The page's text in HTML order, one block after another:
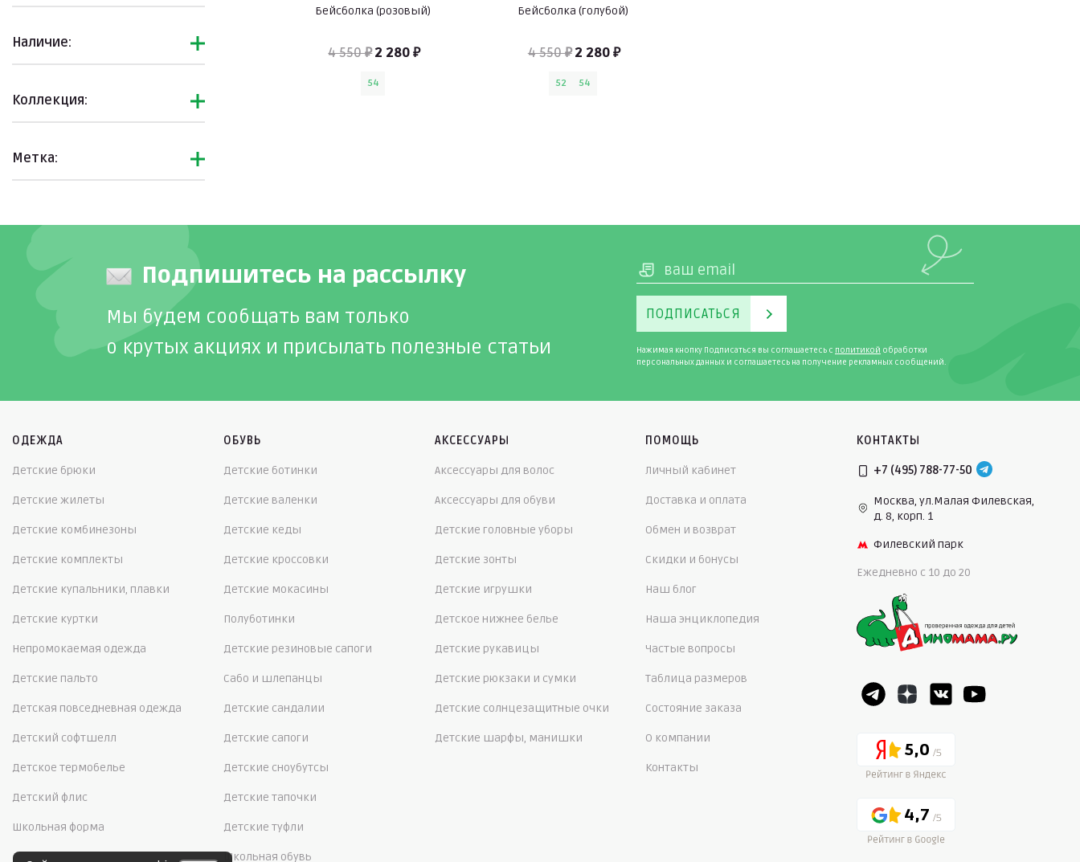
Наличие:
Коллекция:
Метка:
Бейсболка (розовый)
4 550 ₽2 280 ₽
54
Бейсболка (голубой)
4 550 ₽ 2 280 ₽
52 54
Подпишитесь на рассылку
Мы будем сообщать вам только
о крутых акциях и присылать полезные статьи
ПОДПИСАТЬСЯ
Нажимая кнопку Подписаться вы соглашаетесь с политикой обработки
персональных данных и соглашаетесь на получение рекламных сообщений.
ОДЕЖДА
Детские брюки
Детские жилеты
Детские комбинезоны
Детские комплекты
Детские купальники, плавки
Детские куртки
Непромокаемая одежда
Детские пальто
Детская повседневная одежда
Детский софтшелл
Детское термобелье
Детский флис
Школьная форма
ОБУВЬ
Детские ботинки
Детские валенки
Детские кеды
Детские кроссовки
Детские мокасины
Полуботинки
Детские резиновые сапоги
Сабо и шлепанцы
Детские сандалии
Детские сапоги
Детские сноубутсы
Детские тапочки
Детские туфли
Школьная обувь
АКСЕССУАРЫ
Аксессуары для волос
Аксессуары для обуви
Детские головные уборы
Детские зонты
Детские игрушки
Детское нижнее белье
Детские рукавицы
Детские рюкзаки и сумки
Детские солнцезащитные очки
Детские шарфы, манишки
ПОМОЩЬ
Личный кабинет
Доставка и оплата
Обмен и возврат
Скидки и бонусы
Наш блог
Наша энциклопедия
Частые вопросы
Таблица размеров
Состояние заказа
О компании
Контакты
КОНТАКТЫ
+7 (495) 788-77-50
Москва, ул.Малая Филевская,
д. 8, корп. 1
Филевский парк
Ежедневно c 10 до 20
5,0
4,7